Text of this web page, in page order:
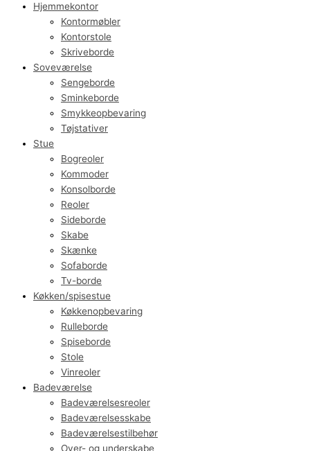
Hjemmekontor
Kontormøbler
Kontorstole
Skriveborde
Soveværelse
Sengeborde
Sminkeborde
Smykkeopbevaring
Tøjstativer
Stue
Bogreoler
Kommoder
Konsolborde
Reoler
Sideborde
Skabe
Skænke
Sofaborde
Tv-borde
Køkken/spisestue
Køkkenopbevaring
Rulleborde
Spiseborde
Stole
Vinreoler
Badeværelse
Badeværelsesreoler
Badeværelsesskabe
Badeværelsestilbehør
Over- og underskabe